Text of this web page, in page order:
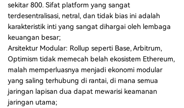
sekitar 800. Sifat platform yang sangat
terdesentralisasi, netral, dan tidak bias ini adalah
karakteristik inti yang sangat dihargai oleh lembaga
keuangan besar;
Arsitektur Modular: Rollup seperti Base, Arbitrum,
Optimism tidak memecah belah ekosistem Ethereum,
malah memperluasnya menjadi ekonomi modular
yang saling terhubung di rantai, di mana semua
jaringan lapisan dua dapat mewarisi keamanan
jaringan utama;